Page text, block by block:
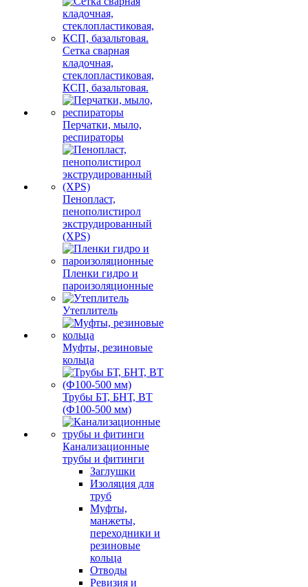
Сетка сварная
кладочная,
стеклопластиковая,
КСП, базальтовая.
Перчатки, мыло,
респираторы
Пенопласт,
пенополистирол
экструдированный
(XPS)
Пленки гидро и
пароизоляционные
Утеплитель
Муфты, резиновые
кольца
Трубы БТ, БНТ, ВТ
(Ф100-500 мм)
Канализационные
трубы и фитинги
Заглушки
Изоляция для
труб
Муфты,
манжеты,
переходники и
резиновые
кольца
Отводы
Ревизия и